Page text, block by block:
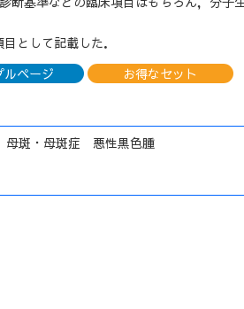
として記載した．
ルページ お得なセット
斑・母斑症 悪性黒色腫